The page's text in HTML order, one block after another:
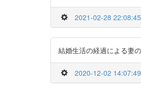
2021-02-28 22:08:45
結婚生活の経過による妻
2020-12-02 14:07:49